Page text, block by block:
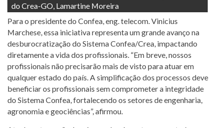
do Crea-GO, Lamartine Moreira
Para o presidente do Confea, eng. telecom. Vinicius
Marchese, essa iniciativa representa um grande avanço na
desburocratização do Sistema Confea/Crea, impactando
diretamente a vida dos profissionais. “Em breve, nossos
profissionais não precisarão mais de visto para atuar em
qualquer estado do país. A simplificação dos processos deve
beneficiar os profissionais sem comprometer a integridade
do Sistema Confea, fortalecendo os setores de engenharia,
agronomia e geociências”, afirmou.